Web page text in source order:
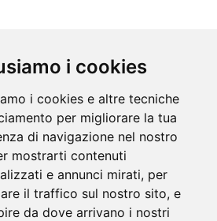
i cookies
i cookies e altre tecniche
per migliorare la tua
di navigazione nel nostro
mostrarti contenuti
e annunci mirati, per
il traffico sul nostro sito, e
da dove arrivano i nostri
Prezzi|Pagamenti|SLA |Privacy
Elettronica |Mappa
Planetel S.p.A. - Divisione .Cloud - P.IVA